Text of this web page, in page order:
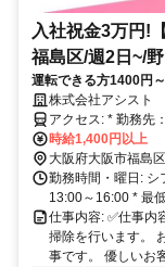
入社祝金3万円!
福島区/週2日~/
運転できる方1400円
の行事100％休めます
株式会社アシスト
アクセス: * 勤務先：ダスキンアシストメリーメイド * 最寄駅：大阪環
状線 野田駅 徒歩
駅・阪神本線 野
3-8-29 * 自転車通
時給1,400円以上
大阪府大阪市福島区
勤務時間・曜日:
13:00～16:00 * 最
仕事内容: ✅仕事内
掃除を行います。
事です。 優しいお